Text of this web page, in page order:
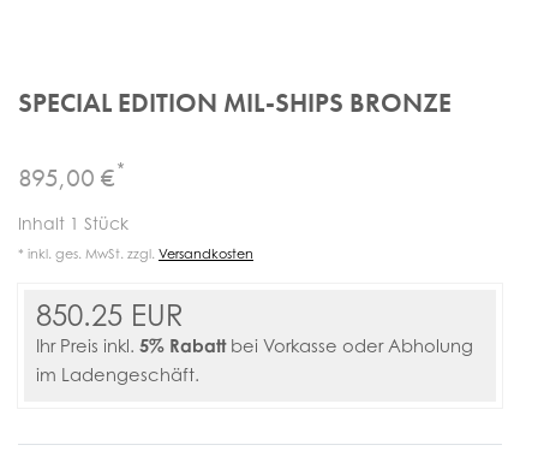
SPECIAL EDITION MIL-SHIPS BRONZE
895,00 €*
Inhalt 1 Stück
* inkl. ges. MwSt. zzgl. Versandkosten
850.25 EUR
Ihr Preis inkl. 5% Rabattbei Vorkasse oder Abholung
im Ladengeschäft.